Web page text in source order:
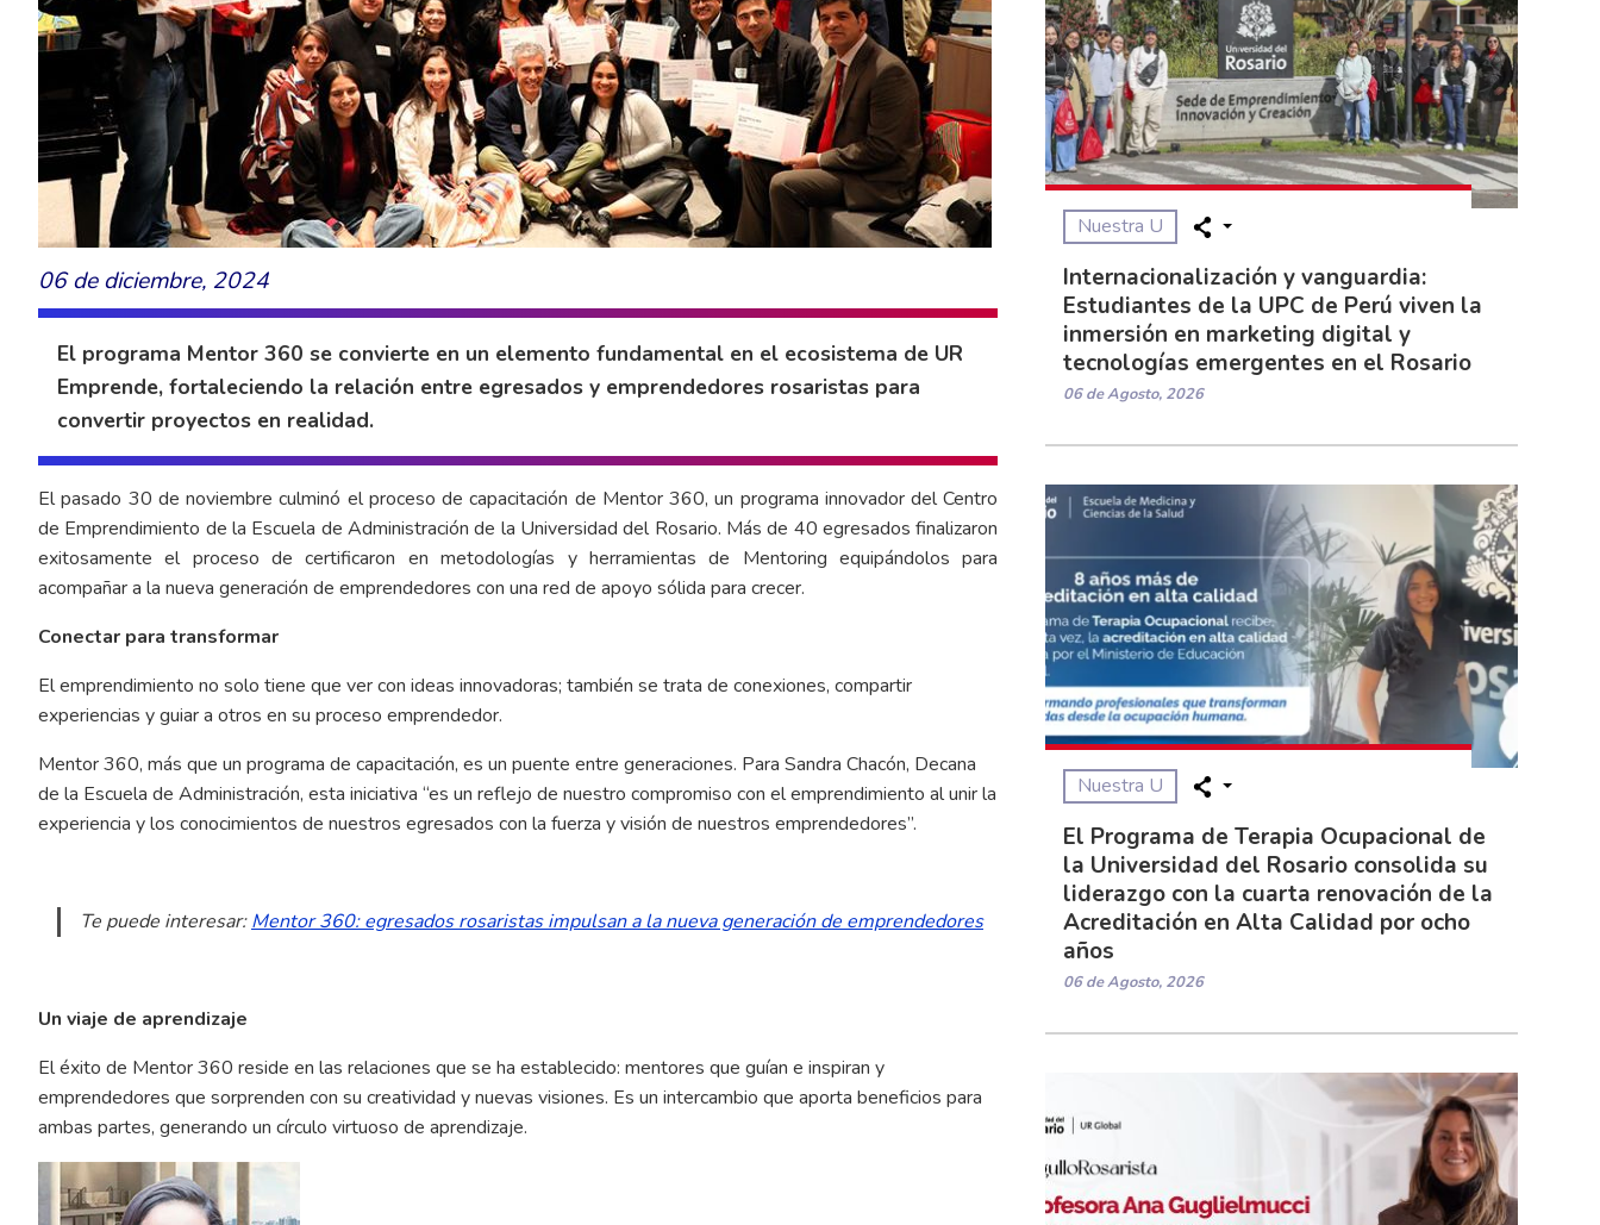
06 de diciembre, 2024
El programa Mentor 360 se convierte en un elemento fundamental en el ecosistema de UR
Emprende, fortaleciendo la relación entre egresados y emprendedores rosaristas para
convertir proyectos en realidad.
El pasado 30 de noviembre culminó el proceso de capacitación de Mentor 360, un programa innovador del Centro
de Emprendimiento de la Escuela de Administración de la Universidad del Rosario. Más de 40 egresados finalizaron
exitosamente el proceso de certificaron en metodologías y herramientas de Mentoring equipándolos para
acompañar a la nueva generación de emprendedores con una red de apoyo sólida para crecer.
Conectar para transformar
El emprendimiento no solo tiene que ver con ideas innovadoras; también se trata de conexiones, compartir
experiencias y guiar a otros en su proceso emprendedor.
Mentor 360, más que un programa de capacitación, es un puente entre generaciones. Para Sandra Chacón, Decana
de la Escuela de Administración, esta iniciativa “es un reflejo de nuestro compromiso con el emprendimiento al unir la
experiencia y los conocimientos de nuestros egresados con la fuerza y visión de nuestros emprendedores”.
Te puede interesar:Mentor 360: egresados rosaristas impulsan a la nueva generación de emprendedores
Un viaje de aprendizaje
El éxito de Mentor 360 reside en las relaciones que se ha establecido: mentores que guían e inspiran y
emprendedores que sorprenden con su creatividad y nuevas visiones. Es un intercambio que aporta beneficios para
ambas partes, generando un círculo virtuoso de aprendizaje.
Nuestra U
Internacionalización y vanguardia:
Estudiantes de la UPC de Perú viven la
inmersión en marketing digital y
tecnologías emergentes en el Rosario
06 de Agosto, 2026
Nuestra U
El Programa de Terapia Ocupacional de
la Universidad del Rosario consolida su
liderazgo con la cuarta renovación de la
Acreditación en Alta Calidad por ocho
años
06 de Agosto, 2026